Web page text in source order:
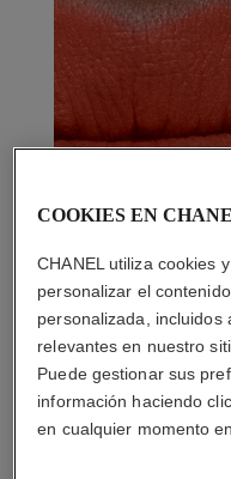
COOKIES EN
CHANEL utiliza cookies
personalizar el
personalizada, incluidos
relevantes en nuestro
Puede gestionar sus
información haciendo
en cualquier momento